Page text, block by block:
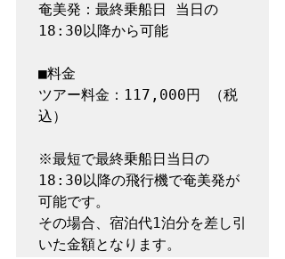
奄美発：最終乗船日 当日の
18:30以降から可能
■料金
ツアー料金：117,000円 （税
込）
※最短で最終乗船日当日の
18:30以降の飛行機で奄美発が
可能です。
その場合、宿泊代1泊分を差し引
いた金額となります。